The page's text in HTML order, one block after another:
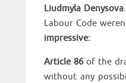
Liudmyla Denysova
Labour Code
impressive:
Article86of the
without any